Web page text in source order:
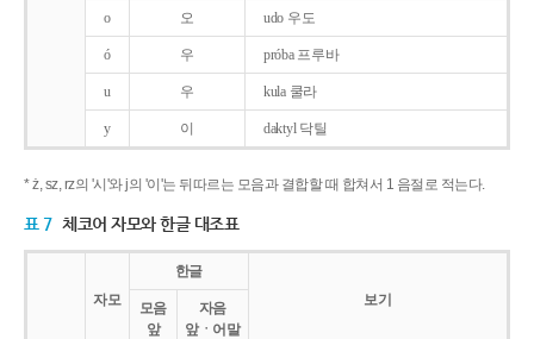
o 오 udo 우도
ó 우 próba 프루바
u 우 kula 쿨라
y 이 daktyl 닥틸
* ż, sz, rz의 '시'와 j의 '이'는 뒤따르는 모음과 결합할 때 합쳐서 1 음절로 적는다.
표 7 체코어 자모와 한글 대조표
자모
한글
보기
모음
앞
자음
앞ㆍ어말